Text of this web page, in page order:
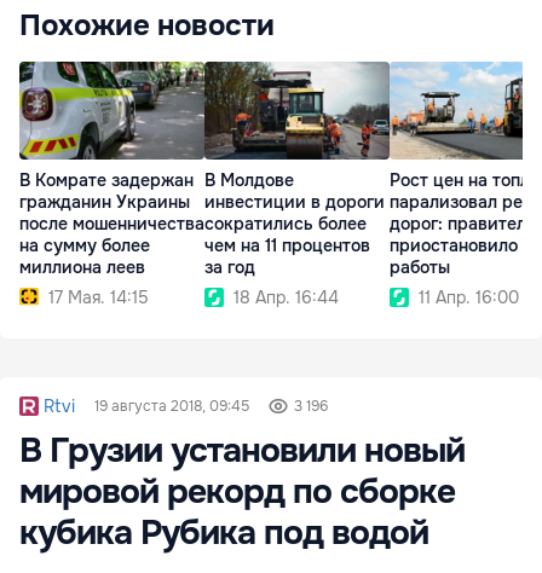
Похожие новости
В Комрате задержан
гражданин Украины
после мошенничества
на сумму более
миллиона леев
17 Мая. 14:15
В Молдове
инвестиции в дороги
сократились более
чем на 11 процентов
за год
18 Апр. 16:44
Рост цен на
парализовал
дорог:
приостановило
работы
11 Апр. 16:00
Rtvi 19 августа 2018, 09:45 3 196
В Грузии установили новый
мировой рекорд по сборке
кубика Рубика под водой